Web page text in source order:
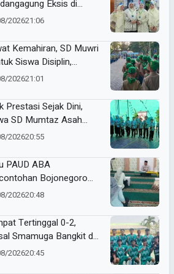
Eksis di
ke-15 Nasyiatul
202621:06
Kemahiran, SD Muwri
Siswa Disiplin,
dan Bertanggung
202621:01
Prestasi Sejak Dini,
SD Mumtaz Asah
Lewat Talent Panahan
202620:55
PAUD ABA
Bojonegoro
Mengaji Setiap Hari
202620:48
Tertinggal 0-2,
Smamuga Bangkit dan
Dramatis Lewat Adu
202620:45